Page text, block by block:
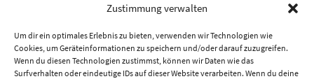
Zustimmung verwalten
Um dir ein optimales Erlebnis zu bieten, verwenden wir Technologien wie
Cookies, um Geräteinformationen zu speichern und/oder darauf zuzugreifen.
Wenn du diesen Technologien zustimmst, können wir Daten wie das
Surfverhalten oder eindeutige IDs auf dieser Website verarbeiten. Wenn du deine